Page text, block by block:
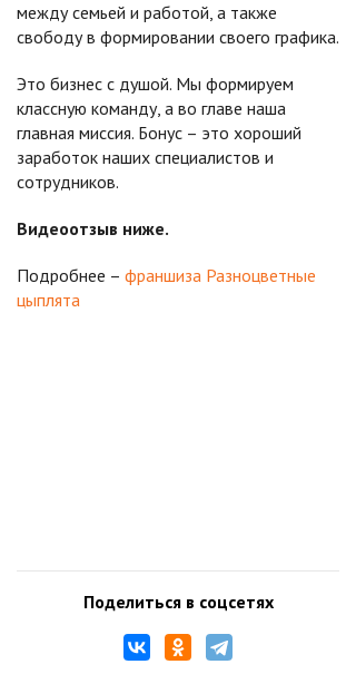
между семьей и работой, а также
свободу в формировании своего графика.
Это бизнес с душой. Мы формируем
классную команду, а во главе наша
главная миссия. Бонус – это хороший
заработок наших специалистов и
сотрудников.
Видеоотзыв ниже.
Подробнее – франшиза Разноцветные
цыплята
Поделиться в соцсетях